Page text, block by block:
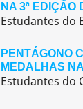
NA 3ª EDIÇÃO
PENTÁGONO
MEDALHAS